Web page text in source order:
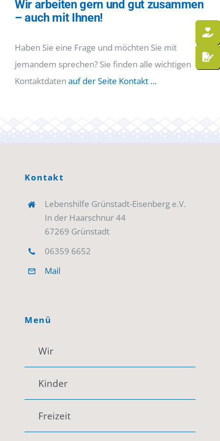
Wir arbeiten gern und gut zusammen
– auch mit Ihnen!
Haben Sie eine Frage und möchten Sie mit
jemandem sprechen? Sie finden alle wichtigen
Kontaktdaten auf der Seite Kontakt …
Kontakt
Lebenshilfe Grünstadt-Eisenberg e.V.
In der Haarschnur 44
67269 Grünstadt
06359 6652
Mail
Menü
Wir
Kinder
Freizeit